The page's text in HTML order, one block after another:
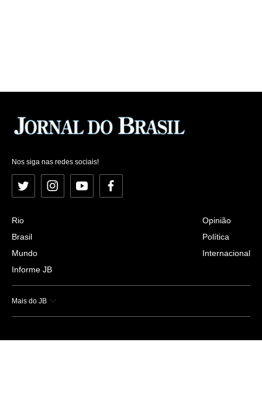
Nos siga nas redes sociais!
Twitter InstagramYouTubeFacebook
Rio
Brasil
Mundo
Informe JB
Opinião
Política
Internacional
Mais do JB
Esportes